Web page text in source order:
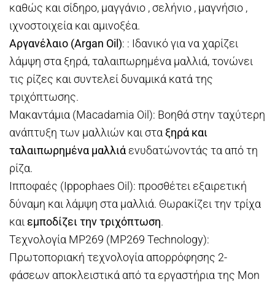
καθώς και σίδηρο, μαγγάνιο , σελήνιο , μαγνήσιο ,
ιχνοστοιχεία και αμινοξέα.
Αργανέλαιο (Argan Oil): : Ιδανικό για να χαρίζει
λάμψη στα ξηρά, ταλαιπωρημένα μαλλιά, τονώνει
τις ρίζες και συντελεί δυναμικά κατά της
τριχόπτωσης.
Μακαντάμια (Macadamia Oil): Βοηθά στην ταχύτερη
ανάπτυξη των μαλλιών και στα ξηρά και
ταλαιπωρημένα μαλλιά ενυδατώνοντάς τα από τη
ρίζα.
Ιπποφαές (Ippophaes Oil): προσθέτει εξαιρετική
δύναμη και λάμψη στα μαλλιά. Θωρακίζει την τρίχα
και εμποδίζει την τριχόπτωση.
Τεχνολογία MP269 (MP269 Technology):
Πρωτοποριακή τεχνολογία απορρόφησης 2-
φάσεων αποκλειστικά από τα εργαστήρια της Mon